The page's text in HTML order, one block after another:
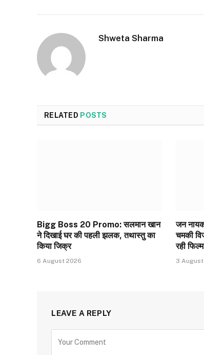
Shweta Sharma
RELATED POSTS
Bigg Boss 20 Promo: सलमान खान
ने दिखाई घर की पहली झलक, तथास्तु का
किया जिक्र
6 August 2026
जन
चमकी
रही फिल्म
3
LEAVE A REPLY